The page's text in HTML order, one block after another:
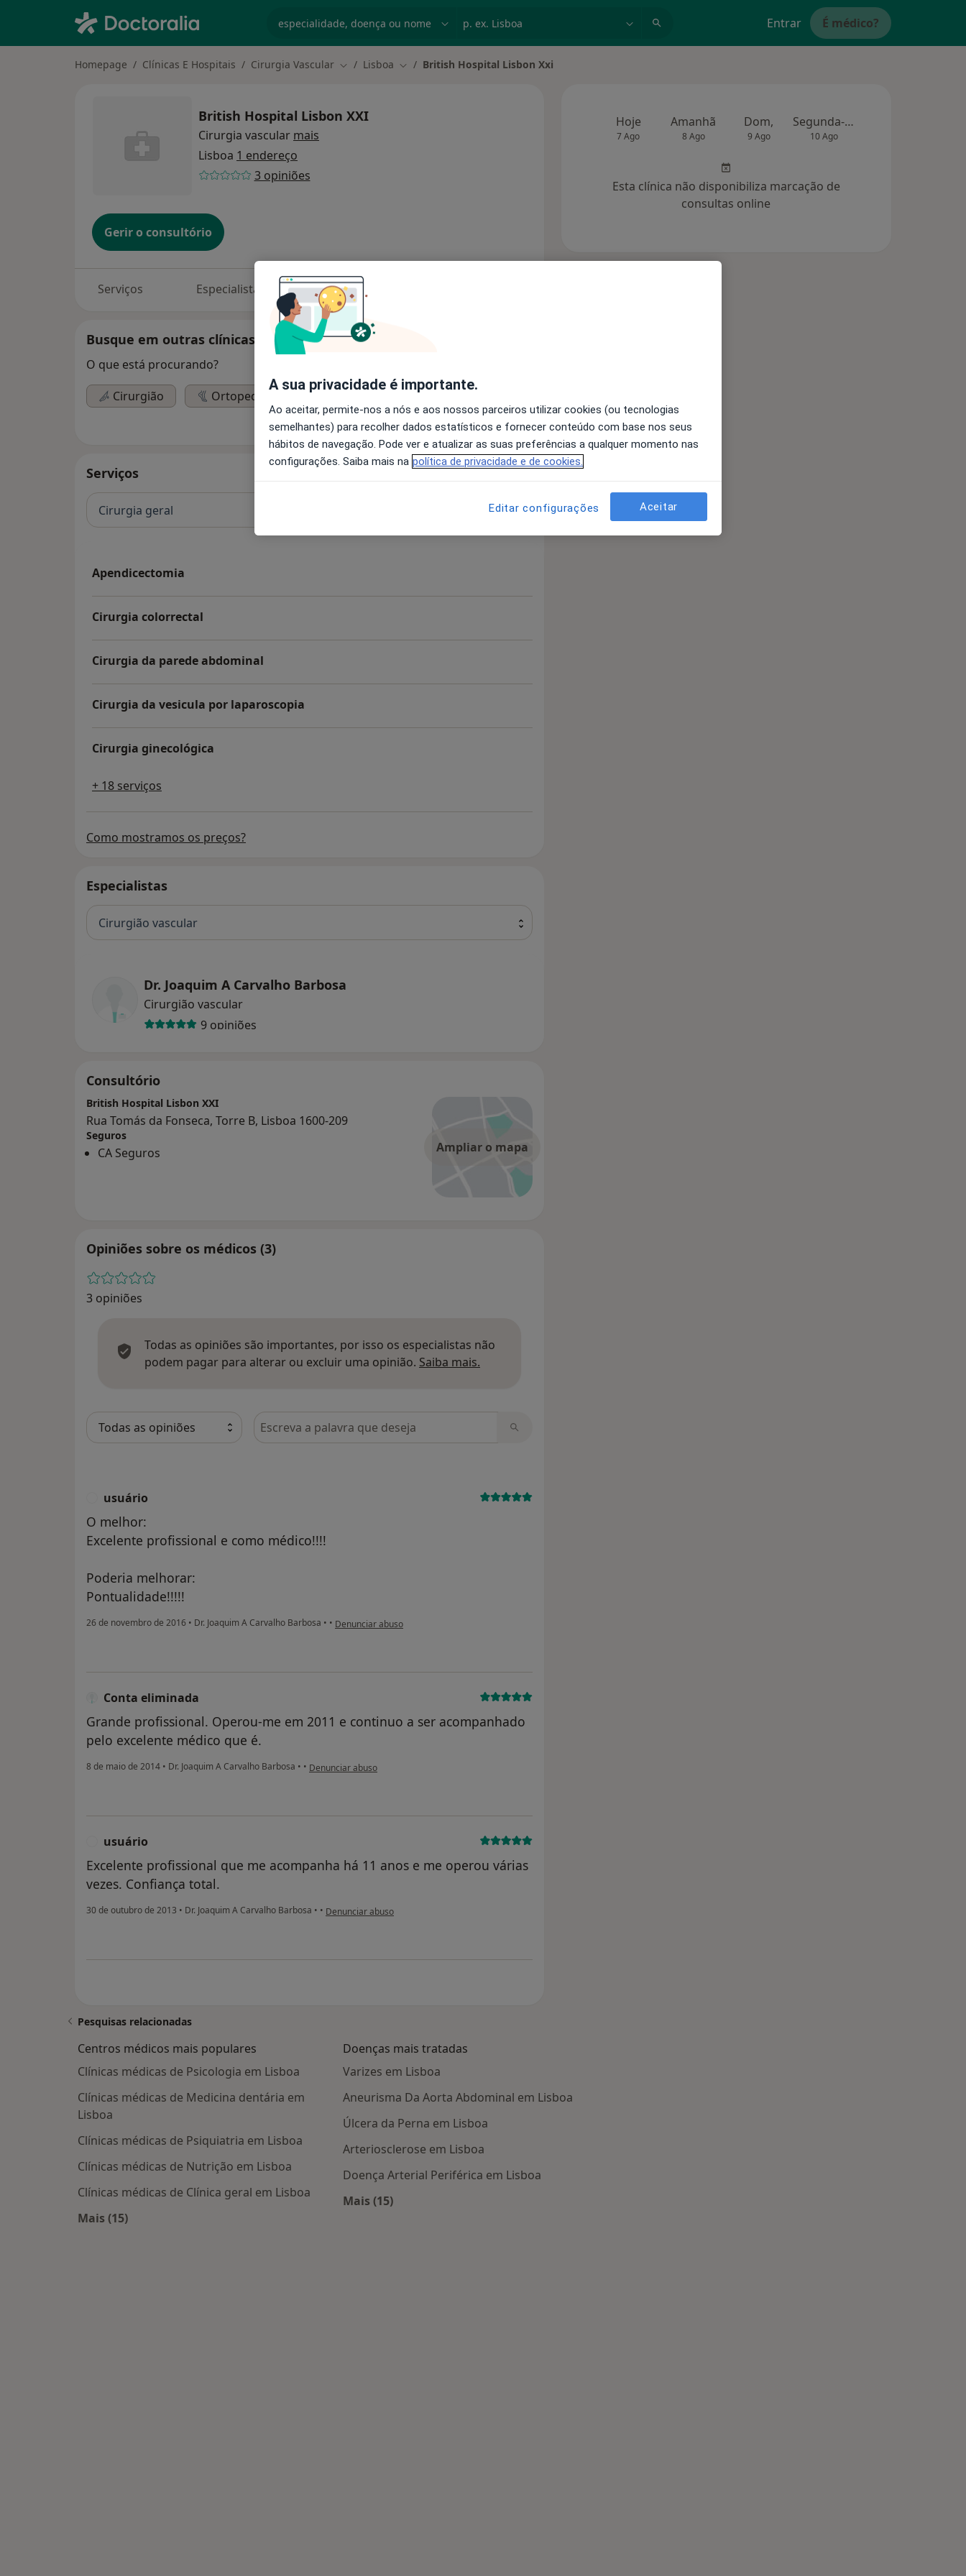
Entrar É médico?
Homepage Clínicas E Hospitais Cirurgia Vascular Mudar de cidade
Lisboa Mudar de cidade
British Hospital Lisbon Xxi
British Hospital Lisbon XXI
Cirurgia vascular mais
Lisboa 1 endereço
3 opiniões
Gerir o consultório
Serviços Especialistas Consultórios
Busque em outras clínicas
O que está procurando?
Cirurgião
Ortopedista
Pesquisar outra especialidade
Serviços
Cirurgia geral
Apendicectomia
Cirurgia colorrectal
Cirurgia da parede abdominal
Cirurgia da vesicula por laparoscopia
Cirurgia ginecológica
+ 18 serviços
Como mostramos os preços?
Especialistas
Cirurgião vascular
Dr. Joaquim A Carvalho Barbosa
Cirurgião vascular
9 opiniões
Consultório
Ampliar o mapa
British Hospital Lisbon XXI
Rua Tomás da Fonseca, Torre B, Lisboa 1600-209
Seguros
CA Seguros
Opiniões sobre os médicos (3)
3 opiniões
Todas as opiniões são importantes, por isso os especialistas não
podem pagar para alterar ou excluir uma opinião. Saiba mais.
Pesquisar em opiniões
usuário
O melhor:
Excelente profissional e como médico!!!!
Poderia melhorar:
Pontualidade!!!!!
26 de novembro de 2016 • Dr. Joaquim A Carvalho Barbosa • • na opinião do utilizador usuário
Denunciar abuso
Conta eliminada
Grande profissional. Operou-me em 2011 e continuo a ser acompanhado
pelo excelente médico que é.
8 de maio de 2014 • Dr. Joaquim A Carvalho Barbosa • • na opinião do utilizador Conta eliminada
Denunciar abuso
usuário
Excelente profissional que me acompanha há 11 anos e me operou várias
vezes. Confiança total.
30 de outubro de 2013 • Dr. Joaquim A Carvalho Barbosa • • na opinião do utilizador usuário
Denunciar abuso
Hoje
7 Ago
Amanhã
8 Ago
Dom,
9 Ago
Segunda-feira
10 Ago
Esta clínica não disponibiliza marcação de
consultas online
Pesquisas relacionadas
Centros médicos mais populares
Clínicas médicas de Psicologia em Lisboa
Clínicas médicas de Medicina dentária em
Lisboa
Clínicas médicas de Psiquiatria em Lisboa
Clínicas médicas de Nutrição em Lisboa
Clínicas médicas de Clínica geral em Lisboa
Mais (15)
Doenças mais tratadas
Varizes em Lisboa
Aneurisma Da Aorta Abdominal em Lisboa
Úlcera da Perna em Lisboa
Arteriosclerose em Lisboa
Doença Arterial Periférica em Lisboa
Mais (15)
A sua privacidade é importante.
Ao aceitar, permite-nos a nós e aos nossos parceiros utilizar cookies (ou tecnologias
semelhantes) para recolher dados estatísticos e fornecer conteúdo com base nos seus
hábitos de navegação. Pode ver e atualizar as suas preferências a qualquer momento nas
configurações. Saiba mais na política de privacidade e de cookies.
Editar configurações Aceitar